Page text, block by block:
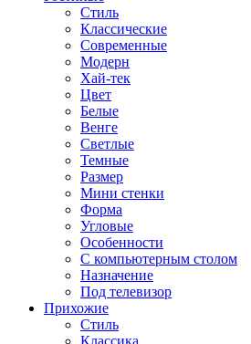
Стиль
Классические
Современные
Модерн
Хай-тек
Цвет
Белые
Венге
Светлые
Темные
Размер
Мини стенки
Форма
Угловые
Особенности
С компьютерным столом
Назначение
Под телевизор
Прихожие
Стиль
Классика